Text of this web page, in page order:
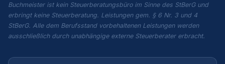
Buchmeister ist kein Steuerberatungsbüro im Sinne des StBerG und
erbringt keine Steuerberatung. Leistungen gem. § 6 Nr. 3 und 4
StBerG. Alle dem Berufsstand vorbehaltenen Leistungen werden
ausschließlich durch unabhängige externe Steuerberater erbracht.